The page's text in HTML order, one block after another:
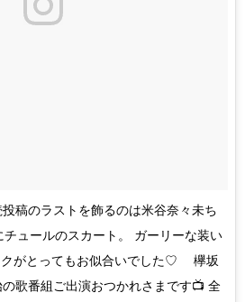
稿のラストを飾るのは米谷奈々未ち
チュールのスカート。 ガーリーな装い
クがとってもお似合いでした♡ 欅坂
歌番組ご出演おつかれさまです📺 全